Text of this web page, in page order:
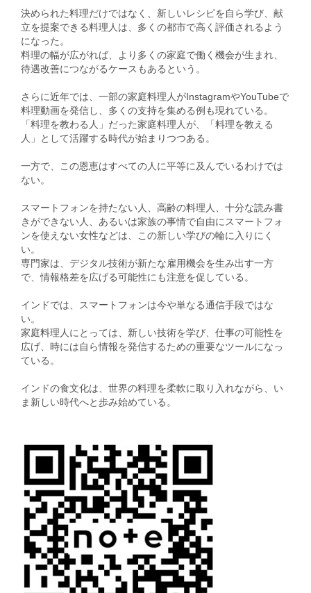
決められた料理だけではなく、新しいレシピを自ら学び、献
立を提案できる料理人は、多くの都市で高く評価されるよう
になった。
料理の幅が広がれば、より多くの家庭で働く機会が生まれ、
待遇改善につながるケースもあるという。
さらに近年では、一部の家庭料理人がInstagramやYouTubeで
料理動画を発信し、多くの支持を集める例も現れている。
「料理を教わる人」だった家庭料理人が、「料理を教える
人」として活躍する時代が始まりつつある。
一方で、この恩恵はすべての人に平等に及んでいるわけでは
ない。
スマートフォンを持たない人、高齢の料理人、十分な読み書
きができない人、あるいは家族の事情で自由にスマートフォ
ンを使えない女性などは、この新しい学びの輪に入りにく
い。
専門家は、デジタル技術が新たな雇用機会を生み出す一方
で、情報格差を広げる可能性にも注意を促している。
インドでは、スマートフォンは今や単なる通信手段ではな
い。
家庭料理人にとっては、新しい技術を学び、仕事の可能性を
広げ、時には自ら情報を発信するための重要なツールになっ
ている。
インドの食文化は、世界の料理を柔軟に取り入れながら、い
ま新しい時代へと歩み始めている。